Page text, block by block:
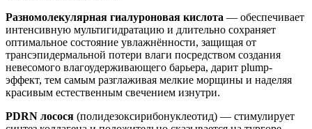
Разномолекулярная гиалуроновая кислота — обеспечивает
интенсивную мультигидратацию и длительно сохраняет
оптимальное состояние увлажнённости, защищая от
трансэпидермальной потери влаги посредством создания
невесомого влагоудерживающего барьера, дарит plump-
эффект, тем самым разглаживая мелкие морщины и наделяя
красивым естественным свечением изнутри.
PDRN лосося (полидезоксирибонуклеотид) — стимулирует